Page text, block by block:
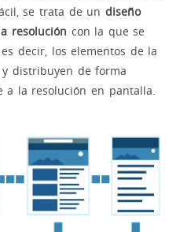
se trata de un diseño
resolución con la que se
decir, los elementos de la
distribuyen de forma
a la resolución en pantalla.